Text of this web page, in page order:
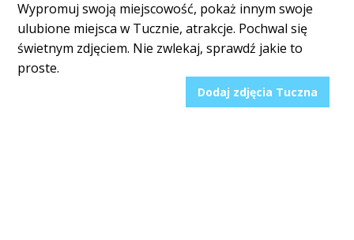
Wypromuj swoją miejscowość, pokaż innym swoje
ulubione miejsca w Tucznie, atrakcje. Pochwal się
świetnym zdjęciem. Nie zwlekaj, sprawdź jakie to
proste.
Dodaj zdjęcia Tuczna